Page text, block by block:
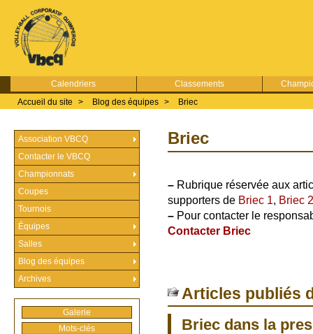
Calendriers Classements
Accueil du site
> Blog des équipes > Briec
Briec
– Rubrique réservée aux
supporters de Briec 1, Briec 2
– Pour contacter le
Contacter Briec
Articles publiés
Briec dans la
Association VBCQ
Contacter le VBCQ
Championnats
Coupes
Tournois
Équipes
Salles
Blog des équipes
Archives
Galerie
Mots-clés